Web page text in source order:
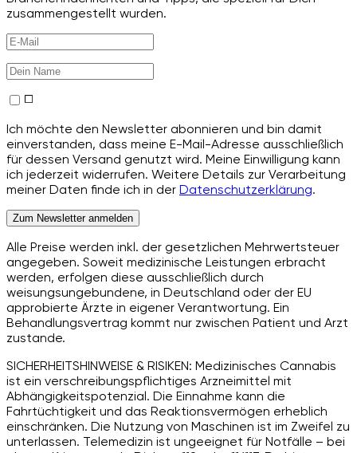
zusammengestellt wurden.
Ich möchte den Newsletter abonnieren und bin damit
einverstanden, dass meine E-Mail-Adresse ausschließlich
für dessen Versand genutzt wird. Meine Einwilligung kann
ich jederzeit widerrufen. Weitere Details zur Verarbeitung
meiner Daten finde ich in der Datenschutzerklärung.
Zum Newsletter anmelden
Alle Preise werden inkl. der gesetzlichen Mehrwertsteuer
angegeben. Soweit medizinische Leistungen erbracht
werden, erfolgen diese ausschließlich durch
weisungsungebundene, in Deutschland oder der EU
approbierte Ärzte in eigener Verantwortung. Ein
Behandlungsvertrag kommt nur zwischen Patient und Arzt
zustande.
SICHERHEITSHINWEISE & RISIKEN: Medizinisches Cannabis
ist ein verschreibungspflichtiges Arzneimittel mit
Abhängigkeitspotenzial. Die Einnahme kann die
Fahrtüchtigkeit und das Reaktionsvermögen erheblich
einschränken. Die Nutzung von Maschinen ist im Zweifel zu
unterlassen. Telemedizin ist ungeeignet für Notfälle – bei